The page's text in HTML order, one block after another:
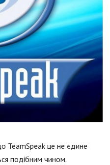
TeamSpeak це не єдине
подібним чином.